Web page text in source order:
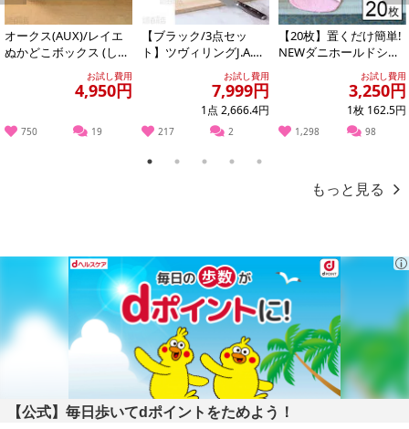
Previous
オークス(AUX)/レイエ
ぬかどこボックス (しゃ
もじ付き) ※日本製/LE
お試し費用
4,950円
750 19
【ブラック/3点セッ
ト】ツヴィリングJ.A.ヘ
ンケルス/ツヴィリング
お試し費用
7,999円
1点 2,666.4円
217 2
【20枚】置くだけ簡単!
NEWダニホールドシー
お試し費用
3,250円
1枚 162.5円
1,298 98
Next
1 2 3 4 5
もっと見る
【公式】毎日歩いてdポイントをためよう！